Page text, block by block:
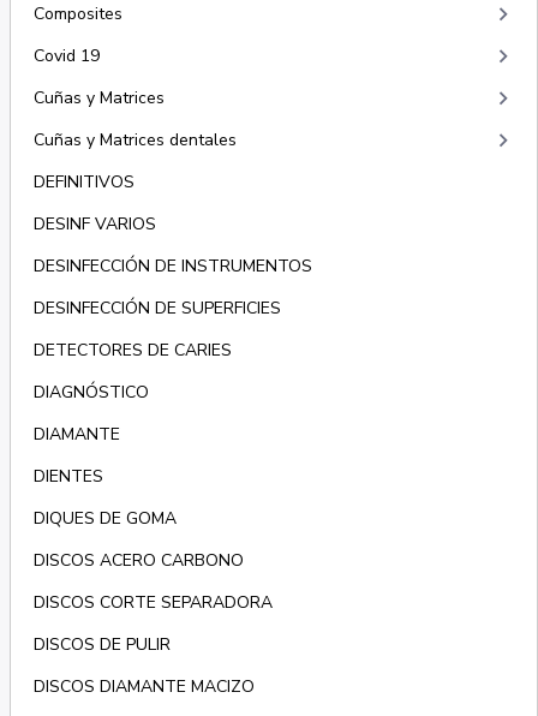
Composites keyboard_arrow_right
Covid 19 keyboard_arrow_right
Cuñas y Matrices keyboard_arrow_right
Cuñas y Matrices dentales keyboard_arrow_right
DEFINITIVOS
DESINF VARIOS
DESINFECCIÓN DE INSTRUMENTOS
DESINFECCIÓN DE SUPERFICIES
DETECTORES DE CARIES
DIAGNÓSTICO
DIAMANTE
DIENTES
DIQUES DE GOMA
DISCOS ACERO CARBONO
DISCOS CORTE SEPARADORA
DISCOS DE PULIR
DISCOS DIAMANTE MACIZO